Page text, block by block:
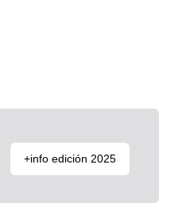
+info edición 2025